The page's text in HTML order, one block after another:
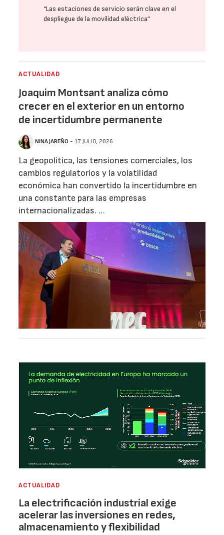
“Las estaciones de servicio serán clave en el
despliegue de la movilidad eléctrica”
ACTUALIDAD
Joaquim Montsant analiza cómo
crecer en el exterior en un entorno
de incertidumbre permanente
NINA JAREÑO - 17 JULIO, 2026
La geopolítica, las tensiones comerciales, los
cambios regulatorios y la volatilidad
económica han convertido la incertidumbre en
una constante para las empresas
internacionalizadas. …
ACTUALIDAD
La electrificación industrial exige
acelerar las inversiones en redes,
almacenamiento y flexibilidad